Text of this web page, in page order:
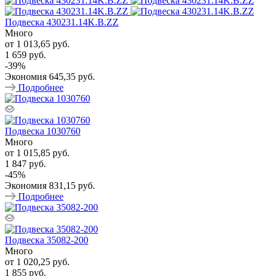
Подвеска 430231.14K.B.ZZ
Много
от 1 013,65 руб.
1 659 руб.
-39%
Экономия 645,35 руб.
Подробнее
Подвеска 1030760
Много
от 1 015,85 руб.
1 847 руб.
-45%
Экономия 831,15 руб.
Подробнее
Подвеска 35082-200
Много
от 1 020,25 руб.
1 855 руб.